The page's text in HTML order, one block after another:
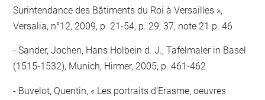
Surintendance des Bâtiments du Roi à Versailles »,
Versalia, n°12, 2009, p. 21-54, p. 29, 37, note 21 p. 46
Sander, Jochen, Hans Holbein d. J., Tafelmaler in Basel
(1515-1532), Munich, Hirmer, 2005, p. 461-462
Buvelot, Quentin, « Les portraits d'Erasme, oeuvres